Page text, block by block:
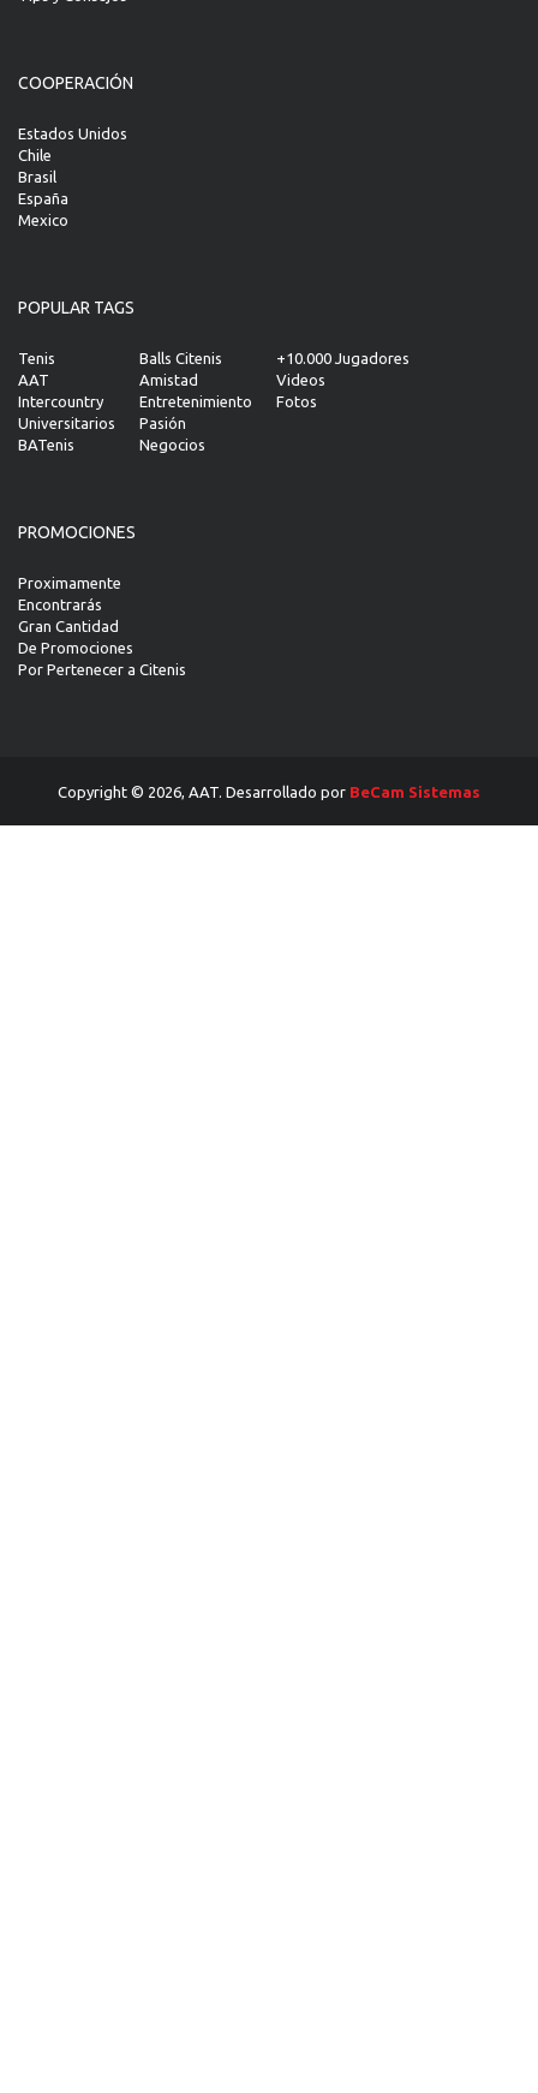
COOPERACIÓN
Estados Unidos
Chile
Brasil
España
Mexico
POPULAR TAGS
Tenis
AAT
Intercountry
Universitarios
BATenis
Balls Citenis
Amistad
Entretenimiento
Pasión
Negocios
+10.000 Jugadores
Videos
Fotos
PROMOCIONES
Proximamente
Encontrarás
Gran Cantidad
De Promociones
Por Pertenecer a Citenis
Copyright © 2026, AAT. Desarrollado por BeCam Sistemas